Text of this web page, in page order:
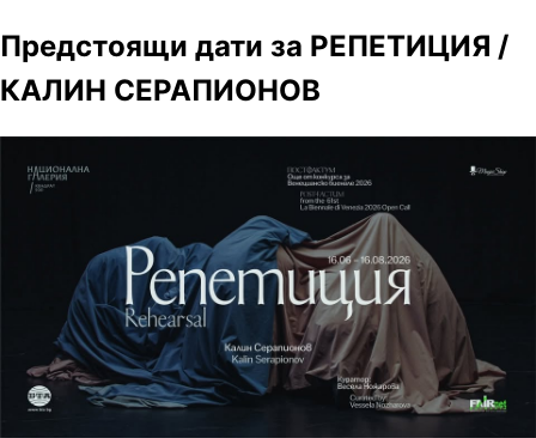
Предстоящи дати за РЕПЕТИЦИЯ /
КАЛИН СЕРАПИОНОВ